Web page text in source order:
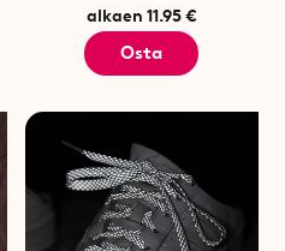
alkaen 11.95 €
Osta